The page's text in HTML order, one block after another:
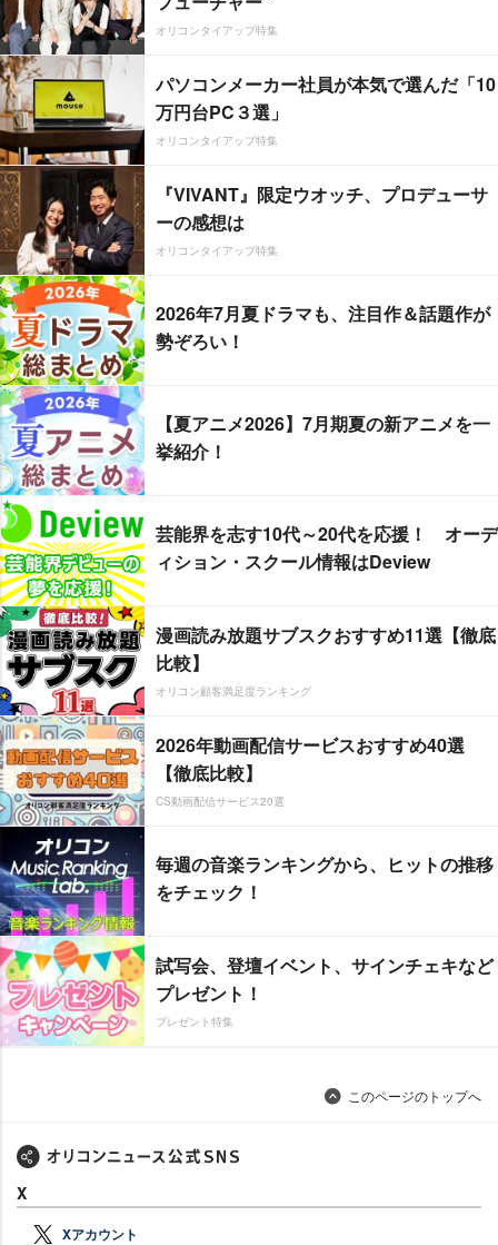
オリコンタイアップ特集
パソコンメーカー社員が本気で選んだ「10
万円台PC３選」
オリコンタイアップ特集
『VIVANT』限定ウオッチ、プロデューサ
ーの感想は
オリコンタイアップ特集
2026年7月夏ドラマも、注目作＆話題作が
勢ぞろい！
【夏アニメ2026】7月期夏の新アニメを一
挙紹介！
芸能界を志す10代～20代を応援！ オーデ
ィション・スクール情報はDeview
漫画読み放題サブスクおすすめ11選【徹底
比較】
オリコン顧客満足度ランキング
2026年動画配信サービスおすすめ40選
【徹底比較】
CS動画配信サービス20選
毎週の音楽ランキングから、ヒットの推移
をチェック！
試写会、登壇イベント、サインチェキなど
プレゼント！
プレゼント特集
このページのトップへ
X
Xアカウント